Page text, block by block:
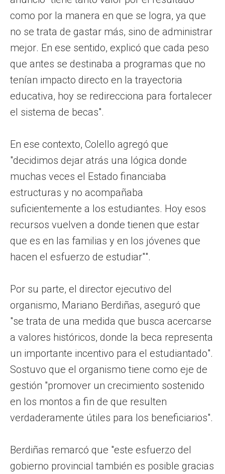
como por la manera en que se logra, ya que
no se trata de gastar más, sino de administrar
mejor. En ese sentido, explicó que cada peso
que antes se destinaba a programas que no
tenían impacto directo en la trayectoria
educativa, hoy se redirecciona para fortalecer
el sistema de becas".
En ese contexto, Colello agregó que
"decidimos dejar atrás una lógica donde
muchas veces el Estado financiaba
estructuras y no acompañaba
suficientemente a los estudiantes. Hoy esos
recursos vuelven a donde tienen que estar
que es en las familias y en los jóvenes que
hacen el esfuerzo de estudiar"".
Por su parte, el director ejecutivo del
organismo, Mariano Berdiñas, aseguró que
"se trata de una medida que busca acercarse
a valores históricos, donde la beca representa
un importante incentivo para el estudiantado".
Sostuvo que el organismo tiene como eje de
gestión "promover un crecimiento sostenido
en los montos a fin de que resulten
verdaderamente útiles para los beneficiarios".
Berdiñas remarcó que "este esfuerzo del
gobierno provincial también es posible gracias